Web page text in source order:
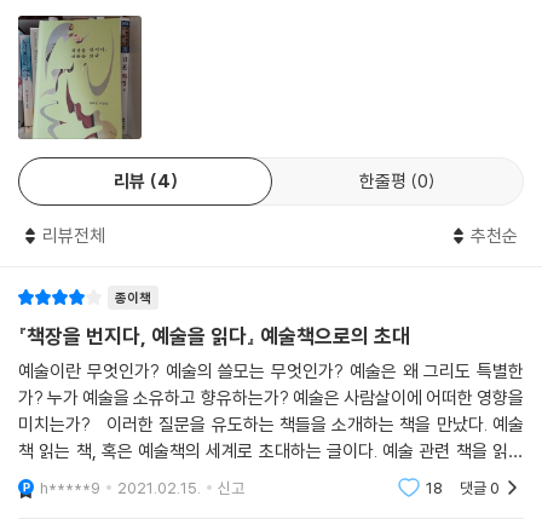
비장소에서 “유토피아의 조각들”을 보고 만들고 또 이야기하는 일이야말
로 초근대성의 세찬 조류에 휩쓸려 무작정 떠내려가지 않을 수 있는, 유일
하지는 않을지 몰라도 가장 현실적인 방책일 터이다.
--- p.141
시는, 특히 공연되는 시는 공동체 구성원들에게 교훈을 가르칠 수도, 즐거
움을 불러일으킬 수도, 혹은 불온한 생각을 주입할 수도 있었다. (중략) 이
모든 규율들이 시의 치명적 매력에 대한 두려움 탓이었다.
“작은 것은 위험하다.” (중략) 우리네 일상생활의 작은 것들은 어떤 가능
성 쪽으로 향하는가? 시를 읽고 연극을 관람하고 인터넷을 사용할 때, 우
리는 그것들을 어떤 관계의 미디어로 활용하는가?
--- p.187
사이드, 요한 하위징아, 하워드 베커 등 각 분야 거장들의 저작이 포함되어
있다. 책 속 책의 저자들은 예술에 대한 해박한 지식을 펼치기도 하고, 열렬
하고 신랄한 비평을 가하기도 한다. 이들은 예술계의 일원이기도 하고, 아
마추어 수준을 넘어서는 애호가이기도 하며, 세밀한 관찰자이기도, 방대
한 문헌 자료를 분석하는 연구자이기도 하다. 이들은 모차르트, 고흐, 마
네, 마그리트 등 우리가 잘 알고 있는 예술가들의 삶과 작업을 탐구하여 우
리가 잘 몰랐던 사회적 의미를 찾아 보여주고, 동시대 예술계에 대한 사유
보선·이상길 두 저자는, 뒤에 오는 독자들을 위해 그들의 책장을 열어보인
다. 또한 단순한 소개에서 그치지 않고 자신들의 사유와 해석, 질문을 덧붙
여 또 다른 이야기를 선보인다. 예술에 관심이 있었으나 너무 추상적이어
서, 무엇부터 찾아봐야 할지 갈피를 잡지 못해서, 이른바 ‘벽돌책’을 읽어나
갈 자신이 없어서 망설였던 독자들에게 이 책은 예술로 향하는 친절한 길
잡이가 되어준다.
책장을 ‘번지다’
리뷰 4 한줄평 0
리뷰전체 추천순
종이책
『책장을 번지다, 예술을 읽다』 예술책으로의 초대
예술이란 무엇인가? 예술의 쓸모는 무엇인가? 예술은 왜 그리도 특별한
가? 누가 예술을 소유하고 향유하는가? 예술은 사람살이에 어떠한 영향을
미치는가? 이러한 질문을 유도하는 책들을 소개하는 책을 만났다. 예술
책 읽는 책, 혹은 예술책의 세계로 초대하는 글이다. 예술 관련 책을 읽는
저자들의 서평책이라고 보면 되겠다. 예술과 책의 관계, 미학과 사회학의
관계를 엿보고
h*****9 2021.02.15. 신고 18 댓글0